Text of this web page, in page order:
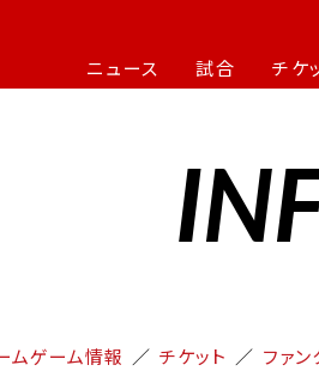
ニュース 試合 チケ
ムゲーム情報 チケット ファン